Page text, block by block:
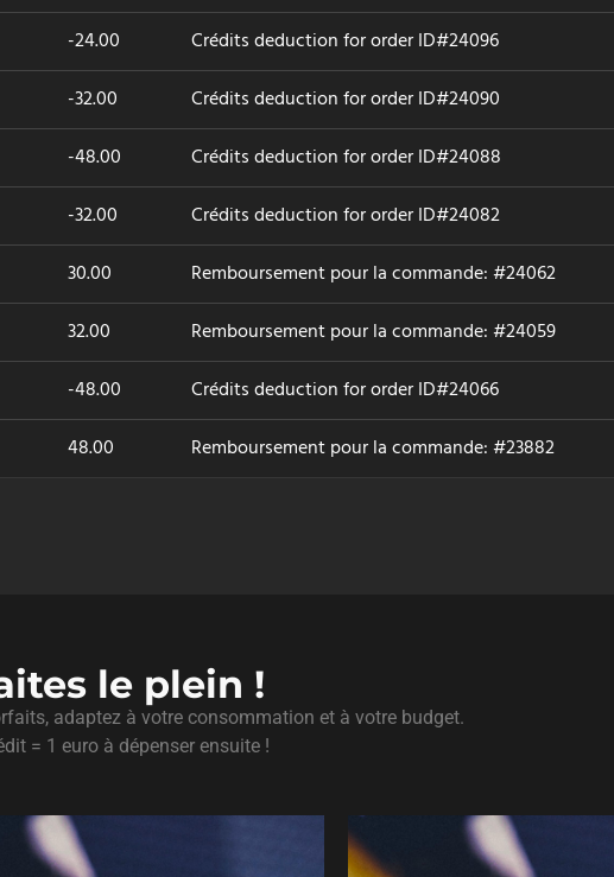
-24.00
Crédits deduction for order ID#24096
-32.00
Crédits deduction for order ID#24090
-48.00
Crédits deduction for order ID#24088
-32.00
Crédits deduction for order ID#24082
30.00
Remboursement pour la commande: #24062
32.00
Remboursement pour la commande: #24059
-48.00
Crédits deduction for order ID#24066
48.00 Remboursement pour la commande: #23882
le plein !
adaptez à votre consommation et à votre budget.
= 1 euro à dépenser ensuite !